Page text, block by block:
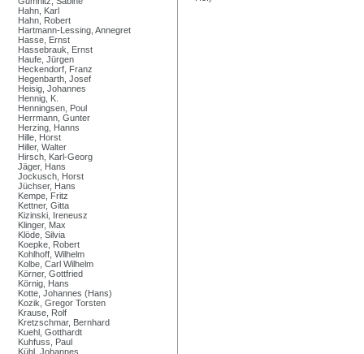
Hahn, Karl
Hahn, Robert
Hartmann-Lessing, Annegret
Hasse, Ernst
Hassebrauk, Ernst
Haufe, Jürgen
Heckendorf, Franz
Hegenbarth, Josef
Heisig, Johannes
Hennig, K.
Henningsen, Poul
Herrmann, Gunter
Herzing, Hanns
Hille, Horst
Hiller, Walter
Hirsch, Karl-Georg
Jäger, Hans
Jockusch, Horst
Jüchser, Hans
Kempe, Fritz
Kettner, Gitta
Kizinski, Ireneusz
Klinger, Max
Klöde, Silvia
Koepke, Robert
Kohlhoff, Wilhelm
Kolbe, Carl Wilhelm
Körner, Gottfried
Körnig, Hans
Kotte, Johannes (Hans)
Kozik, Gregor Torsten
Krause, Rolf
Kretzschmar, Bernhard
Kuehl, Gotthardt
Kuhfuss, Paul
Kühl, Johannes